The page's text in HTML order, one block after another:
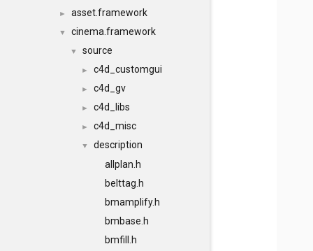
► asset.framework
▼ cinema.framework
▼ source
► c4d_customgui
► c4d_gv
► c4d_libs
► c4d_misc
▼
description
allplan.h
belttag.h
bmamplify.h
bmbase.h
bmfill.h